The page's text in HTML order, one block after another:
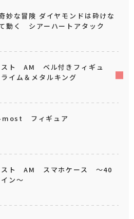
妙な冒険 ダイヤモンドは砕けな
動く シアーハートアタック
スト AM ベル付きフィギュ
イム＆メタルキング
フィギュア
スト AM スマホケース ～40
ン～